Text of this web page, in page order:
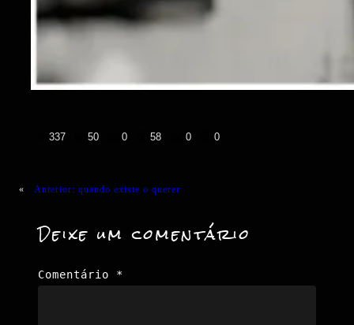
337 50 0 58 0 0
« Anterior: quando existe o querer
Deixe um comentário
Comentário *